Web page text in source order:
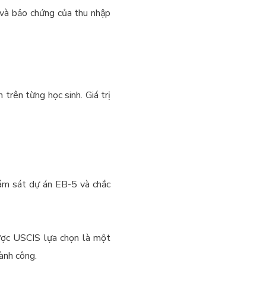
bảo chứng của thu nhập
trên từng học sinh. Giá trị
sát dự án EB-5 và chắc
USCIS lựa chọn là một
công.